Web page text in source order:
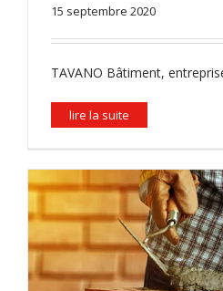
15 septembre 2020
TAVANO Bâtiment,
lire la suite